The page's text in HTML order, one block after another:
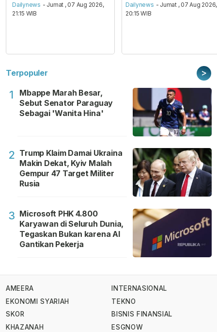
Dailynews - Jumat , 07 Aug 2026,
21:15 WIB
Dailynews - Jumat , 07 Aug 2026,
20:15 WIB
Terpopuler >
1
Mbappe Marah Besar,
Sebut Senator Paraguay
Sebagai 'Wanita Hina'
2 Trump Klaim Damai Ukraina
Makin Dekat, Kyiv Malah
Gempur 47 Target Militer
Rusia
3 Microsoft PHK 4.800
Karyawan di Seluruh Dunia,
Tegaskan Bukan karena AI
Gantikan Pekerja
AMEERA
EKONOMI SYARIAH
SKOR
KHAZANAH
INTERNASIONAL
TEKNO
BISNIS FINANSIAL
ESGNOW